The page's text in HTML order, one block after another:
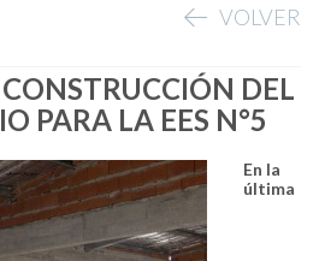
VOLVER
DEL
PARA LA EES N°5
En la
última